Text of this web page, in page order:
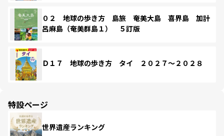
０２ 地球の歩き方 島旅 奄美大島 喜界島 加計
呂麻島（奄美群島１） ５訂版
Ｄ１７ 地球の歩き方 タイ ２０２７～２０２８
特設ページ
世界遺産ランキング